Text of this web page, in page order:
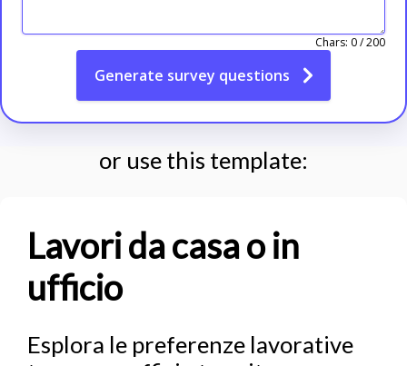
Chars: 0/200
Generate survey questions
or use this template:
Lavori da casa o in
ufficio
Esplora le preferenze lavorative